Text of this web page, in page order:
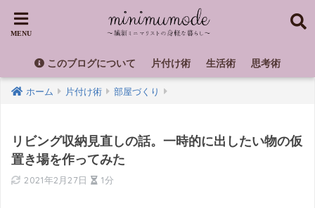
このブログについて 片付け術 生活術 思考術
ホーム 片付け術 部屋づくり
リビング収納見直しの話。一時的に出したい物の仮
置き場を作ってみた
2021年2月27日 1分